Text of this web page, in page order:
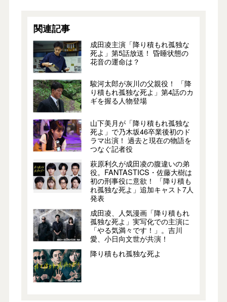
関連記事
成田凌主演「降り積もれ孤独な
死よ」第5話放送！ 昏睡状態の
花音の運命は？
駿河太郎が灰川の父親役！ 「降
り積もれ孤独な死よ」第4話のカ
ギを握る人物登場
山下美月が「降り積もれ孤独な
死よ」で乃木坂46卒業後初のド
ラマ出演！ 過去と現在の物語を
つなぐ記者役
萩原利久が成田凌の腹違いの弟
役。FANTASTICS・佐藤大樹は
初の刑事役に意欲！ 「降り積も
れ孤独な死よ」追加キャスト7人
発表
成田凌、人気漫画「降り積もれ
孤独な死よ」実写化での主演に
「やる気満々です！」。吉川
愛、小日向文世が共演！
降り積もれ孤独な死よ